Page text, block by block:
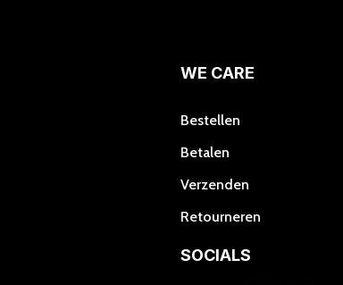
WE CARE
Bestellen
Betalen
Verzenden
Retourneren
SOCIALS